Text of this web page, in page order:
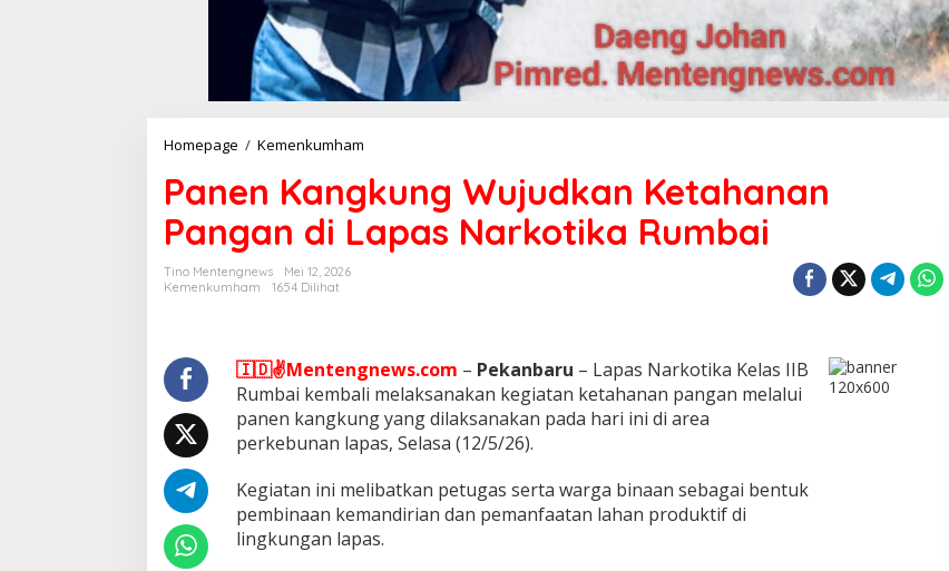
Homepage / Kemenkumham
n
e
n
K
n
g
W
u
j
d
a
n
Panen Kangkung Wujudkan Ketahanan
Pangan di Lapas Narkotika Rumbai
Tino Mentengnews
Mei 12, 2026
Kemenkumham
1654 Dilihat
🇮🇩✌️Mentengnews.com – Pekanbaru – Lapas Narkotika Kelas IIB
Rumbai kembali melaksanakan kegiatan ketahanan pangan melalui
panen kangkung yang dilaksanakan pada hari ini di area
perkebunan lapas, Selasa (12/5/26).
Kegiatan ini melibatkan petugas serta warga binaan sebagai bentuk
pembinaan kemandirian dan pemanfaatan lahan produktif di
lingkungan lapas.